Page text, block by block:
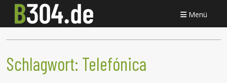
Menü
Schlagwort: Telefónica